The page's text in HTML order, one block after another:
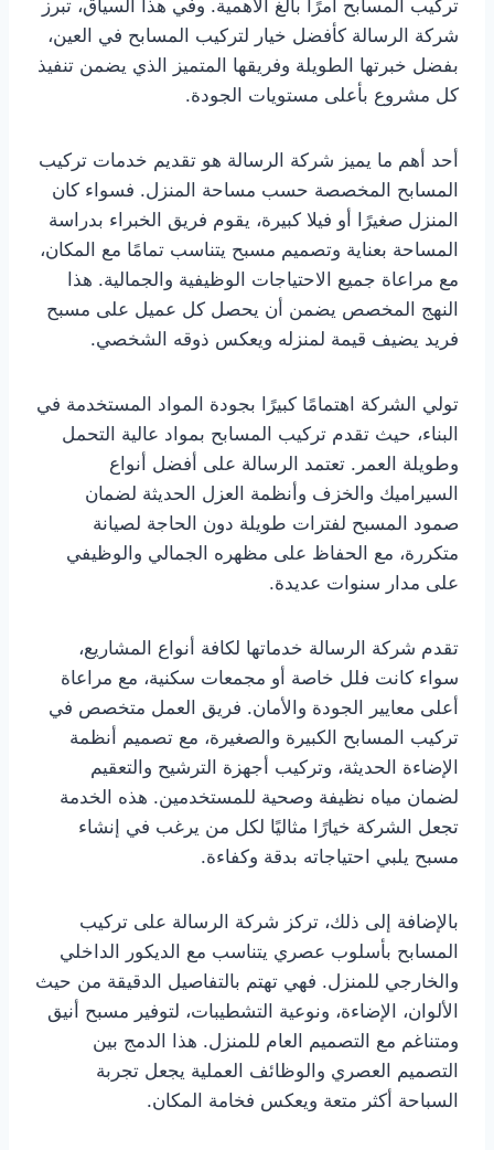
تركيب المسابح أمرًا بالغ الأهمية. وفي هذا السياق، تبرز
شركة الرسالة كأفضل خيار لتركيب المسابح في العين،
بفضل خبرتها الطويلة وفريقها المتميز الذي يضمن تنفيذ
كل مشروع بأعلى مستويات الجودة.
أحد أهم ما يميز شركة الرسالة هو تقديم خدمات تركيب
المسابح المخصصة حسب مساحة المنزل. فسواء كان
المنزل صغيرًا أو فيلا كبيرة، يقوم فريق الخبراء بدراسة
المساحة بعناية وتصميم مسبح يتناسب تمامًا مع المكان،
مع مراعاة جميع الاحتياجات الوظيفية والجمالية. هذا
النهج المخصص يضمن أن يحصل كل عميل على مسبح
فريد يضيف قيمة لمنزله ويعكس ذوقه الشخصي.
تولي الشركة اهتمامًا كبيرًا بجودة المواد المستخدمة في
البناء، حيث تقدم تركيب المسابح بمواد عالية التحمل
وطويلة العمر. تعتمد الرسالة على أفضل أنواع
السيراميك والخزف وأنظمة العزل الحديثة لضمان
صمود المسبح لفترات طويلة دون الحاجة لصيانة
متكررة، مع الحفاظ على مظهره الجمالي والوظيفي
على مدار سنوات عديدة.
تقدم شركة الرسالة خدماتها لكافة أنواع المشاريع،
سواء كانت فلل خاصة أو مجمعات سكنية، مع مراعاة
أعلى معايير الجودة والأمان. فريق العمل متخصص في
تركيب المسابح الكبيرة والصغيرة، مع تصميم أنظمة
الإضاءة الحديثة، وتركيب أجهزة الترشيح والتعقيم
لضمان مياه نظيفة وصحية للمستخدمين. هذه الخدمة
تجعل الشركة خيارًا مثاليًا لكل من يرغب في إنشاء
مسبح يلبي احتياجاته بدقة وكفاءة.
بالإضافة إلى ذلك، تركز شركة الرسالة على تركيب
المسابح بأسلوب عصري يتناسب مع الديكور الداخلي
والخارجي للمنزل. فهي تهتم بالتفاصيل الدقيقة من حيث
الألوان، الإضاءة، ونوعية التشطيبات، لتوفير مسبح أنيق
ومتناغم مع التصميم العام للمنزل. هذا الدمج بين
التصميم العصري والوظائف العملية يجعل تجربة
السباحة أكثر متعة ويعكس فخامة المكان.